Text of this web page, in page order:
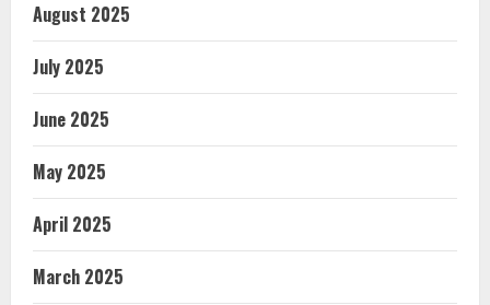
August 2025
July 2025
June 2025
May 2025
April 2025
March 2025